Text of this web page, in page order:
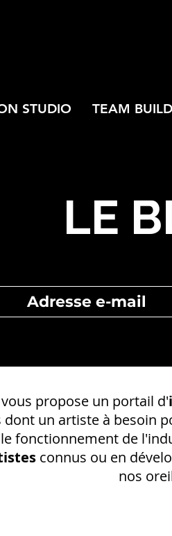
STUDIO TEAM
LE
propose un portail d'
dont un artiste à besoin
fonctionnement de
connus ou en
nos